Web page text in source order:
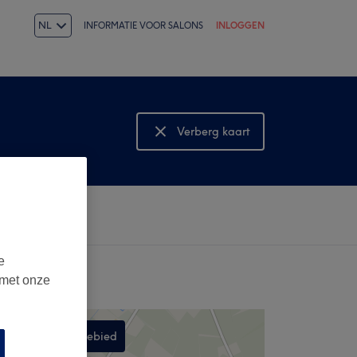
NL INFORMATIE VOOR SALONS INLOGGEN
Verberg kaart
Bekijk kaart
Zoek in dit gebied
onze